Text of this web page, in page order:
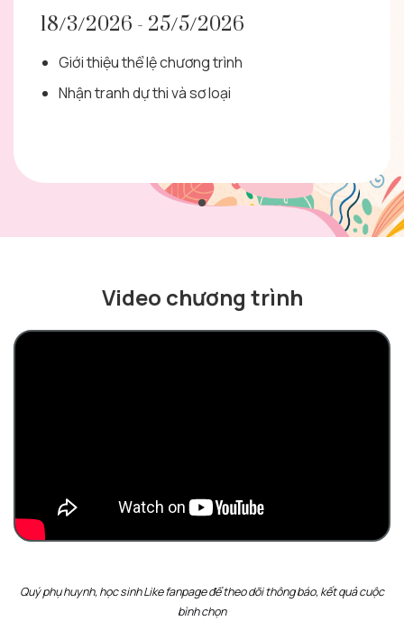
18/3/2026 - 25/5/2026
Giới thiệu thể lệ chương trình
Nhận tranh dự thi và sơ loại
Video chương trình
Quý phụ huynh, học sinh Like fanpage để theo dõi thông báo, kết quả cuộc
bình chọn